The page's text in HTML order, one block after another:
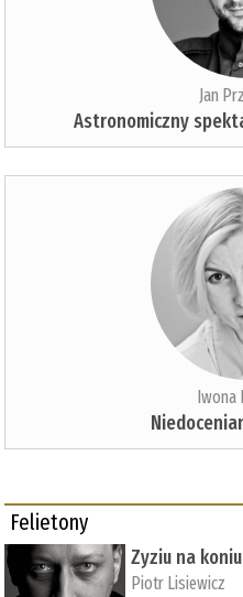
Jan
Astronomiczny
Iwona
Felietony
Zyziu na
Piotr Lisiewicz